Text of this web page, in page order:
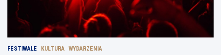
FESTIWALE KULTURA WYDARZENIA